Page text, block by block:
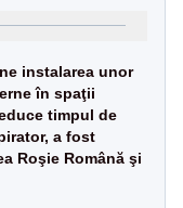
instalarea unor
în spaţii
timpul de
a fost
Roşie Română şi